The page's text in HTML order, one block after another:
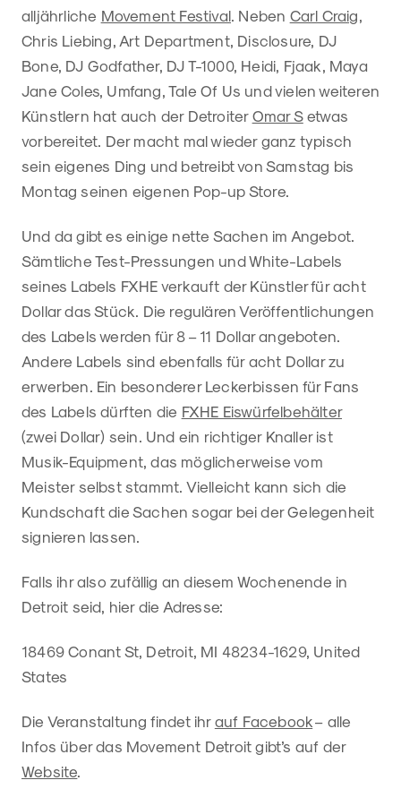
alljährliche Movement Festival . Neben Carl Craig
Chris Liebing, Art Department, Disclosure, DJ
Bone, DJ Godfather, DJ T-1000, Heidi, Fjaak, Maya
Jane Coles, Umfang, Tale Of Us und vielen weiteren
Künstlern hat auch der Detroiter Omar Setwas
vorbereitet. Der macht mal wieder ganz typisch
sein eigenes Ding und betreibt von Samstag bis
Montag seinen eigenen Pop-up Store.
Und da gibt es einige nette Sachen im Angebot.
Sämtliche Test-Pressungen und White-Labels
seines Labels FXHE verkauft der Künstler für acht
Dollar das Stück. Die regulären Veröffentlichungen
des Labels werden für 8 – 11 Dollar angeboten.
Andere Labels sind ebenfalls für acht Dollar zu
erwerben. Ein besonderer Leckerbissen für Fans
des Labels dürften die FXHE Eiswürfelbehälter
(zwei Dollar) sein. Und ein richtiger Knaller ist
Musik-Equipment, das möglicherweise vom
Meister selbst stammt. Vielleicht kann sich die
Kundschaft die Sachen sogar bei der Gelegenheit
signieren lassen.
Falls ihr also zufällig an diesem Wochenende in
Detroit seid, hier die Adresse:
18469 Conant St, Detroit, MI 48234-1629, United
States
Die Veranstaltung findet ihr auf Facebook– alle
Infos über das Movement Detroit gibt’s auf der
Website